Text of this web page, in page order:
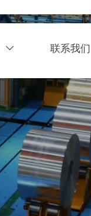
 联系我们